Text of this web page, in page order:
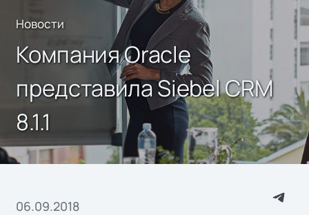
Новости
Компания Oracle
представила Siebel CRM
8.1.1
06.09.2018